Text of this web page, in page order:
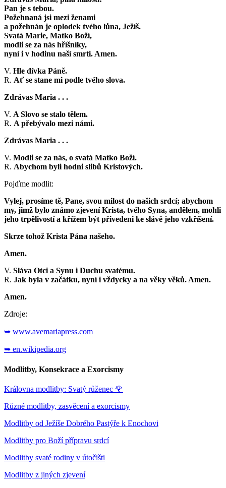
Pan je s tebou.
Požehnaná jsi mezi ženami
a požehnán je oplodek tvého lůna, Ježíš.
Svatá Marie, Matko Boží,
modli se za nás hříšníky,
nyní i v hodinu naší smrti. Amen.
V. Hle dívka Páně.
R. Ať se stane mi podle tvého slova.
Zdrávas Maria . . .
V. A Slovo se stalo tělem.
R. A přebývalo mezi námi.
Zdrávas Maria . . .
V. Modli se za nás, o svatá Matko Boží.
R. Abychom byli hodni slibů Kristových.
Pojďme modlit:
Vylej, prosíme tě, Pane, svou milost do našich srdcí; abychom
my, jimž bylo známo zjevení Krista, tvého Syna, andělem, mohli
jeho trpělivostí a křížem být přivedeni ke slávě jeho vzkříšení.
Skrze tohož Krista Pána našeho.
Amen.
V. Sláva Otci a Synu i Duchu svatému.
R. Jak byla v začátku, nyní i vždycky a na věky věků. Amen.
Amen.
Zdroje:
➥ www.avemariapress.com
➥ en.wikipedia.org
Modlitby, Konsekrace a Exorcismy
Královna modlitby: Svatý růženec 🌹
Různé modlitby, zasvěcení a exorcismy
Modlitby od Ježíše Dobrého Pastýře k Enochovi
Modlitby pro Boží přípravu srdcí
Modlitby svaté rodiny v útočišti
Modlitby z jiných zjevení